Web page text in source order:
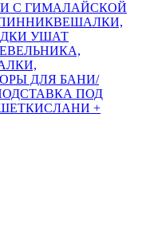
С ГИМАЛАЙСКОЙ
ВЕШАЛКИ,
УШАТ
ДЛЯ БАНИ/
ПОД
СЛАНИ +